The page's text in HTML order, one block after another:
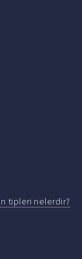
tipleri nelerdir?